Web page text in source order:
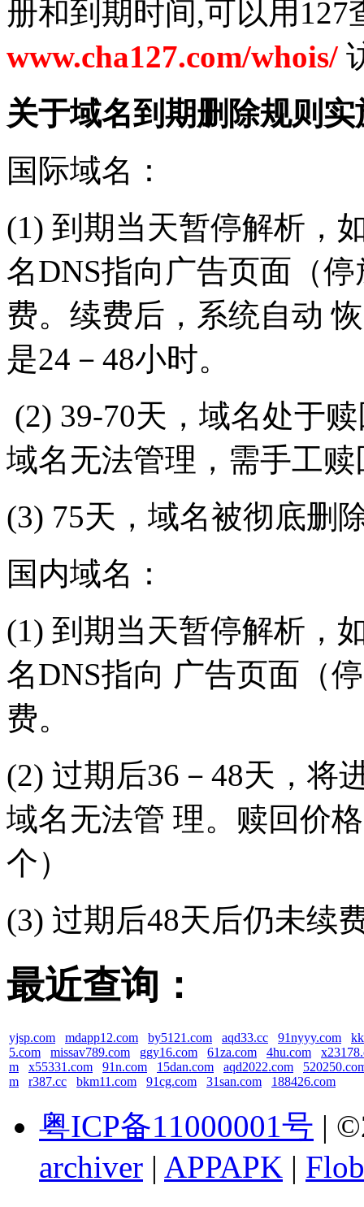
册和到期时间,可以用
www.cha127.com/whois/
关于域名到期删除规则
国际域名：
(1) 到期当天暂停解析，
名DNS指向广告页面（
费。续费后，系统自动
是24－48小时。
(2) 39-70天，域名处于
域名无法管理，需手工赎
(3) 75天，域名被彻底删
国内域名：
(1) 到期当天暂停解析，
名DNS指向 广告页面（
费。
(2) 过期后36－48天，将
域名无法管 理。赎回价
个）
(3) 过期后48天后仍未续
最近查询：
yjsp.com mdapp12.com by5121.com aqd33.cc 91nyyy.com
5.com
missav789.com ggy16.com 61za.com 4hu.com
m
x55331.com 91n.com 15dan.com aqd2022.com
m
r387.cc bkm11.com 91cg.com 31san.com 188426.com
粤ICP备11000001号 |
archiver | APPAPK |